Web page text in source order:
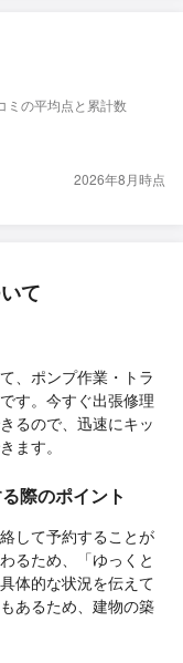
ミの平均点と累計数
2026年8月時点
て
、ポンプ作業・トラ
す。今すぐ出張修理
るので、迅速にキッ
ます。
際のポイント
して予約することが
るため、「ゆっくと
体的な状況を伝えて
あるため、建物の築